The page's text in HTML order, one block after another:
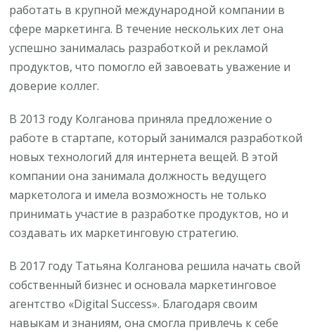
работать в крупной международной компании в
сфере маркетинга. В течение нескольких лет она
успешно занималась разработкой и рекламой
продуктов, что помогло ей завоевать уважение и
доверие коллег.
В 2013 году Колганова приняла предложение о
работе в стартапе, который занимался разработкой
новых технологий для интернета вещей. В этой
компании она занимала должность ведущего
маркетолога и имела возможность не только
принимать участие в разработке продуктов, но и
создавать их маркетинговую стратегию.
В 2017 году Татьяна Колганова решила начать свой
собственный бизнес и основала маркетинговое
агентство «Digital Success». Благодаря своим
навыкам и знаниям, она смогла привлечь к себе